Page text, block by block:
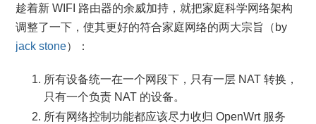
趁着新 WIFI 路由器的余威加持，就把家庭科学网络架构
调整了一下，使其更好的符合家庭网络的两大宗旨（by
jack stone）：
所有设备统一在一个网段下，只有一层 NAT 转换，
只有一个负责 NAT 的设备。
所有网络控制功能都应该尽力收归 OpenWrt 服务